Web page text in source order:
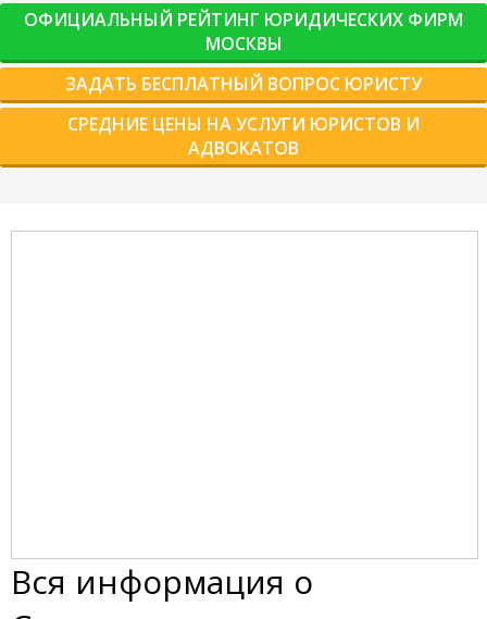
ОФИЦИАЛЬНЫЙ РЕЙТИНГ ЮРИДИЧЕСКИХ ФИРМ
МОСКВЫ
ЗАДАТЬ БЕСПЛАТНЫЙ ВОПРОС ЮРИСТУ
СРЕДНИЕ ЦЕНЫ НА УСЛУГИ ЮРИСТОВ И
АДВОКАТОВ
Вся информация о